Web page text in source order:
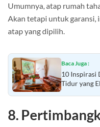
Umumnya, atap rumah
Akan tetapi untuk garansi,
atap yang dipilih.
Baca Juga :
10 Inspirasi
Tidur yang
8.